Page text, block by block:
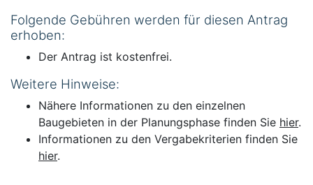
Folgende Gebühren werden für diesen Antrag
erhoben:
Der Antrag ist kostenfrei.
Weitere Hinweise:
Nähere Informationen zu den einzelnen
Baugebieten in der Planungsphase finden Sie hier.
Informationen zu den Vergabekriterien finden Sie
hier.